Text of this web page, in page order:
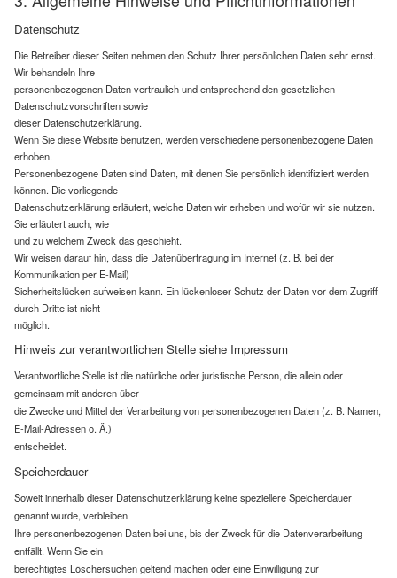
Datenschutz
Die Betreiber dieser Seiten nehmen den Schutz Ihrer persönlichen Daten sehr ernst.
Wir behandeln Ihre
personenbezogenen Daten vertraulich und entsprechend den gesetzlichen
Datenschutzvorschriften sowie
dieser Datenschutzerklärung.
Wenn Sie diese Website benutzen, werden verschiedene personenbezogene Daten
erhoben.
Personenbezogene Daten sind Daten, mit denen Sie persönlich identifiziert werden
können. Die vorliegende
Datenschutzerklärung erläutert, welche Daten wir erheben und wofür wir sie nutzen.
Sie erläutert auch, wie
und zu welchem Zweck das geschieht.
Wir weisen darauf hin, dass die Datenübertragung im Internet (z. B. bei der
Kommunikation per E-Mail)
Sicherheitslücken aufweisen kann. Ein lückenloser Schutz der Daten vor dem Zugriff
durch Dritte ist nicht
möglich.
Hinweis zur verantwortlichen Stelle siehe Impressum
Verantwortliche Stelle ist die natürliche oder juristische Person, die allein oder
gemeinsam mit anderen über
die Zwecke und Mittel der Verarbeitung von personenbezogenen Daten (z. B. Namen,
E-Mail-Adressen o. Ä.)
entscheidet.
Speicherdauer
Soweit innerhalb dieser Datenschutzerklärung keine speziellere Speicherdauer
genannt wurde, verbleiben
Ihre personenbezogenen Daten bei uns, bis der Zweck für die Datenverarbeitung
entfällt. Wenn Sie ein
berechtigtes Löschersuchen geltend machen oder eine Einwilligung zur